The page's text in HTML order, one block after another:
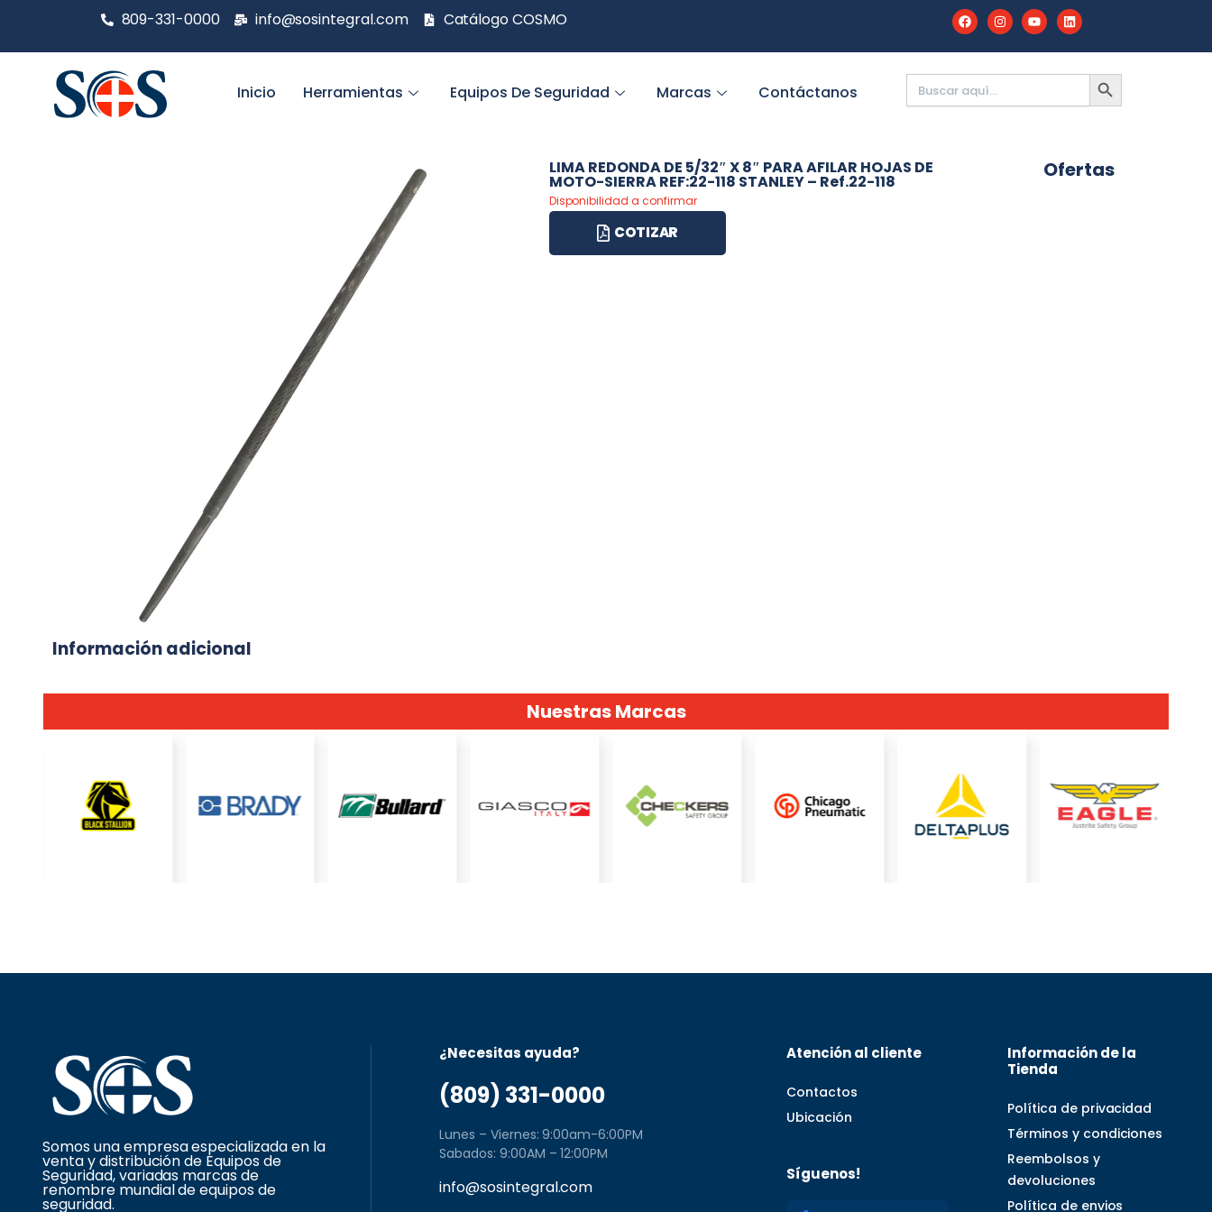
809-331-0000 info@sosintegral.com Catálogo COSMO
Inicio Herramientas Equipos De Seguridad Marcas Contáctanos
Buscar: BOTÓN
DE
BÚSQUEDA
Información adicional
LIMA REDONDA DE 5/32″ X 8″ PARA AFILAR HOJAS DE
MOTO-SIERRA REF:22-118 STANLEY – Ref.22-118
Disponibilidad a confirmar
COTIZAR
Ofertas
Nuestras Marcas
Somos una empresa especializada en la
venta y distribución de Equipos de
Seguridad, variadas marcas de
renombre mundial de equipos de
seguridad.
¿Necesitas ayuda?
(809) 331-0000
Lunes – Viernes: 9:00am-6:00PM
Sabados: 9:00AM – 12:00PM
info@sosintegral.com
Atención al cliente
Contactos
Ubicación
Síguenos!
Información de la
Tienda
Política de privacidad
Términos y condiciones
Reembolsos y
devoluciones
Política de envios